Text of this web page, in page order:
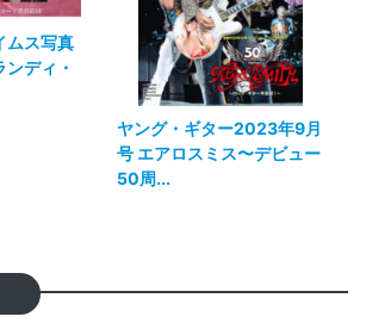
ムス写真
ディ・
ヤング・ギター2023年9月
号 エアロスミス〜デビュー
50周...